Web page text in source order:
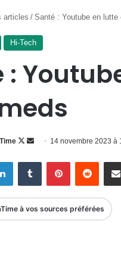
articles / Santé : Youtube en
Hi-Tech
:
Follow
X
Envoyer
courriel
14 novembre 2023 à
LinkedinTumblr PinterestReddit
à vos sources préférées